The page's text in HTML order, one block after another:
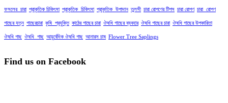
ফসলের_চারা প্রাকৃতিক চিকিৎসা প্রাকৃতিক_চিকিৎসা প্রাকৃতিক_উপাদান তুলসী চারা রোপণের টিপস চারা রোপণ চারা_রোপণ
গাছের যত্ন গাছেরচারা কৃষি_প্রযুক্তি কাঠের গাছের চারা ঔষধি গাছের ব্যবহার ঔষধি গাছের চারা ঔষধি গাছের উপকারিতা
ঔষধি গাছ ঔষধি_গাছ আয়ুর্বেদিক ঔষধি গাছ আনারস চাষ Flower Tree Saplings
Find us on Facebook